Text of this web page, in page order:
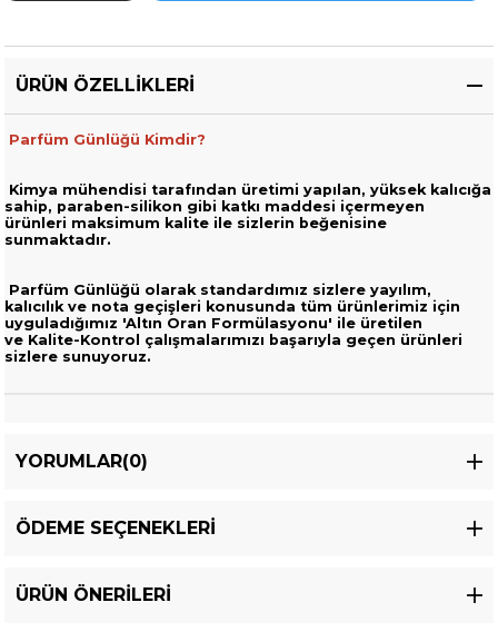
ÜRÜN ÖZELLIKLERI
Parfüm Günlüğü Kimdir?
Kimya mühendisi tarafından üretimi yapılan, yüksek kalıcığa
sahip, paraben-silikon gibi katkı maddesi içermeyen
ürünleri maksimum kalite ile sizlerin beğenisine
sunmaktadır.
Parfüm Günlüğü olarak standardımız sizlere yayılım,
kalıcılık ve nota geçişleri konusunda tüm ürünlerimiz için
uyguladığımız 'Altın Oran Formülasyonu' ile üretilen
ve Kalite-Kontrol çalışmalarımızı başarıyla geçen ürünleri
sizlere sunuyoruz.
YORUMLAR(0)
ÖDEME SEÇENEKLERI
ÜRÜN ÖNERILERI